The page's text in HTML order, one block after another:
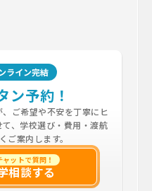
ライン完結
ン予約！
ご希望や不安を丁寧にヒ
、学校選び・費用・渡航
ご案内します。
ットで質問！
相談する